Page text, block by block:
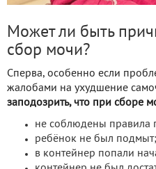
Может ли быть
сбор мочи?
Сперва, особенно если
жалобами на ухудшение
заподозрить, что при
не соблюдены правила
ребёнок не был подмыт;
в контейнер попали